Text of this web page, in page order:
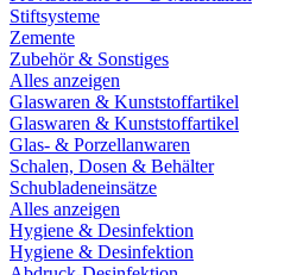
Stiftsysteme
Zemente
Zubehör & Sonstiges
Alles anzeigen
Glaswaren & Kunststoffartikel
Glaswaren & Kunststoffartikel
Glas- & Porzellanwaren
Schalen, Dosen & Behälter
Schubladeneinsätze
Alles anzeigen
Hygiene & Desinfektion
Hygiene & Desinfektion